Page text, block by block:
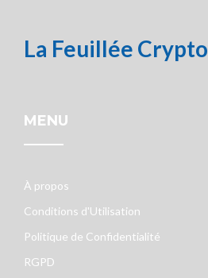
La Feuillée Crypto
MENU
À propos
Conditions d'Utilisation
Politique de Confidentialité
RGPD